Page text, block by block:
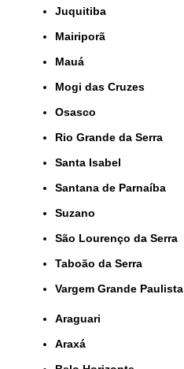
Juquitiba
Mairiporã
Mauá
Mogi das Cruzes
Osasco
Rio Grande da Serra
Santa Isabel
Santana de Parnaíba
Suzano
São Lourenço da Serra
Taboão da Serra
Vargem Grande Paulista
Araguari
Araxá